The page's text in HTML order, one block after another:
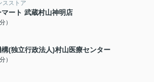
スストア
ート 武蔵村山神明店
）
構(独立行政法人)村山医療センター
）